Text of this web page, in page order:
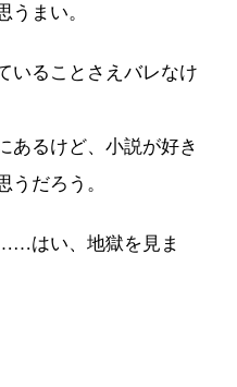
まい。
いることさえバレなけ
るけど、小説が好き
うだろう。
はい、地獄を見ま